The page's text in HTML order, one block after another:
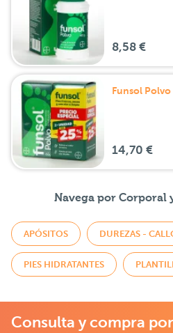
8,58 €
Funsol
14,70 €
Navega por Corporal
APÓSITOS DUREZAS -
PIES HIDRATANTES
Consulta y compra